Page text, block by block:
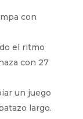
con
el ritmo
con 27
un juego
largo.